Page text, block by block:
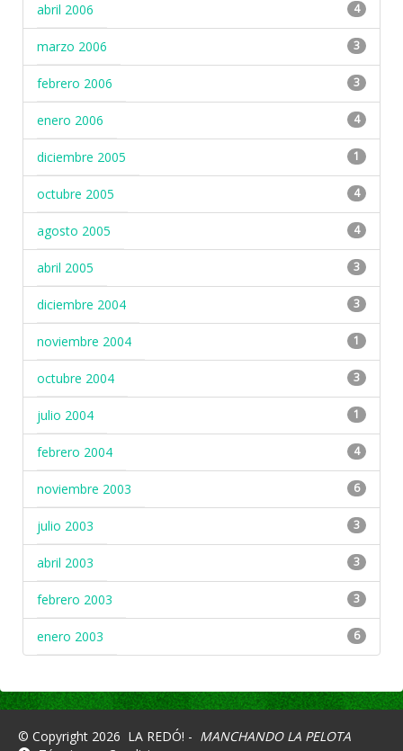
abril 2006 4
marzo 2006 3
febrero 2006 3
enero 2006 4
diciembre 2005 1
octubre 2005 4
agosto 2005 4
abril 2005 3
diciembre 2004 3
noviembre 2004 1
octubre 2004 3
julio 2004 1
febrero 2004 4
noviembre 2003 6
julio 2003 3
abril 2003 3
febrero 2003 3
enero 2003 6
© Copyright 2026 LA REDÓ! - MANCHANDO LA PELOTA